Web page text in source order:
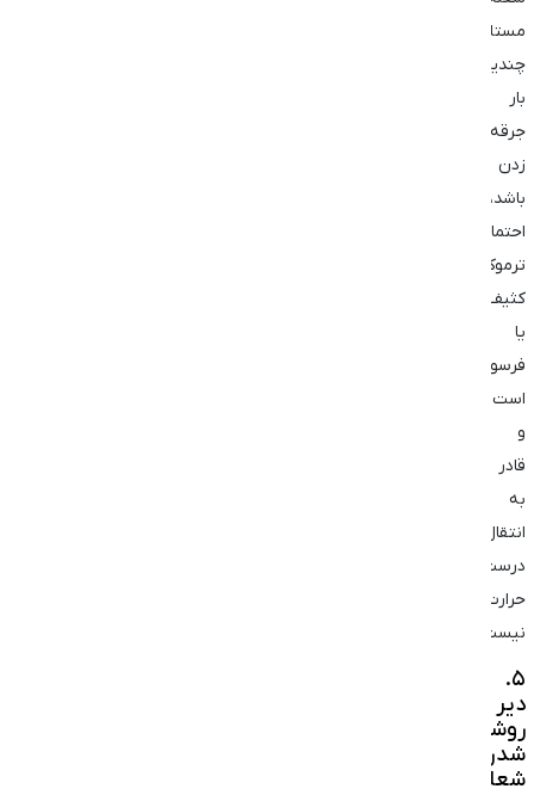
مستلزم
چندین
بار
جرقه
زدن
باشد،
احتمالاً
ترموکوپل
کثیف
یا
فرسوده
است
و
قادر
به
انتقال
درست
حرارت
نیست.
۵.
دیر
روشن
شدن
شعله